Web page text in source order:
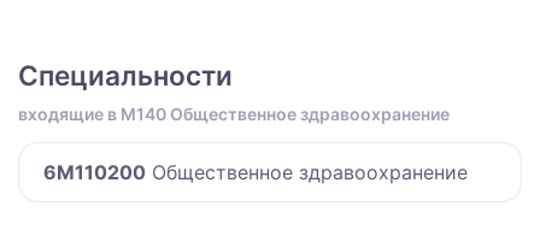
Специальности
входящие в M140 Общественное здравоохранение
6M110200 Общественное здравоохранение